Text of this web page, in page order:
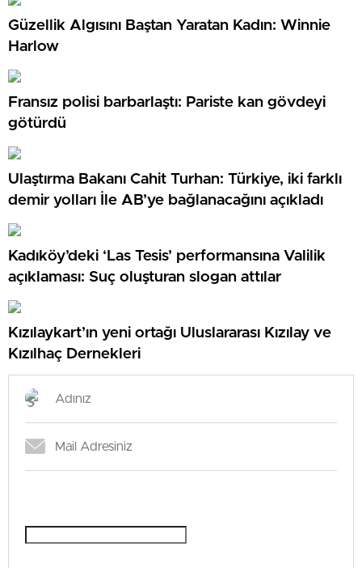
Güzellik Algısını Baştan Yaratan Kadın: Winnie
Harlow
Fransız polisi barbarlaştı: Pariste kan gövdeyi
götürdü
Ulaştırma Bakanı Cahit Turhan: Türkiye, iki farklı
demir yolları İle AB’ye bağlanacağını açıkladı
Kadıköy’deki ‘Las Tesis’ performansına Valilik
açıklaması: Suç oluşturan slogan attılar
Kızılaykart’ın yeni ortağı Uluslararası Kızılay ve
Kızılhaç Dernekleri